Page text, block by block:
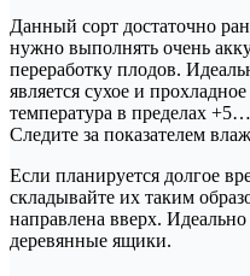
Данный сорт достаточно
нужно выполнять очень
переработку плодов.
является сухое и
температура в пределах
Следите за показателем
Если планируется долгое
складывайте их таким
направлена вверх.
деревянные ящики.